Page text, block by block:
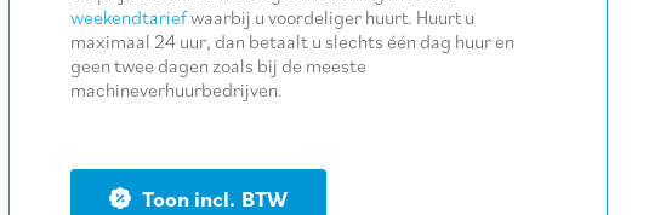
weekendtariefwaarbij u voordeliger huurt. Huurt u
maximaal 24 uur, dan betaalt u slechts één dag huur en
geen twee dagen zoals bij de meeste
machineverhuurbedrijven.
BTW